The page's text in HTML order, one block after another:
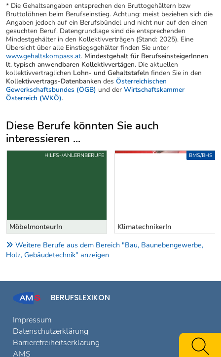
* Die Gehaltsangaben entsprechen den Bruttogehältern bzw
Bruttolöhnen beim Berufseinstieg. Achtung: meist beziehen sich die
Angaben jedoch auf ein Berufsbündel und nicht nur auf den einen
gesuchten Beruf. Datengrundlage sind die entsprechenden
Mindestgehälter in den Kollektivverträgen (Stand: 2025). Eine
Übersicht über alle Einstiegsgehälter finden Sie unter
www.gehaltskompass.at. Mindestgehalt für BerufseinsteigerInnen
lt. typisch anwendbaren Kollektivvertägen. Die aktuellen
kollektivvertraglichen Lohn- und Gehaltstafeln finden Sie in den
Kollektivvertrags-Datenbanken des Österreichischen
Gewerkschaftsbundes (ÖGB) und der Wirtschaftskammer
Österreich (WKÖ).
Diese Berufe könnten Sie auch
interessieren ...
Uber weitere Berufsvorschläge
MöbelmonteurIn
HILFS-/ANLERNBERUFE
KlimatechnikerIn
BMS/BHS
Weitere Berufe aus dem Bereich "Bau, Baunebengewerbe,
Holz, Gebäudetechnik" anzeigen
BERUFSLEXIKON
Impressum
Datenschutzerklärung
Barrierefreiheitserklärung
AMS